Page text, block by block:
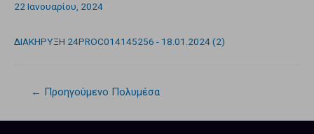
22 Ιανουαρίου, 2024
ΔΙΑΚΗΡΥΞΗ 24PROC014145256 - 18.01.2024 (2)
← Προηγούμενο Πολυμέσα